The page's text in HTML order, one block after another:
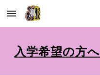
Skip to main content
入学希望の方へ